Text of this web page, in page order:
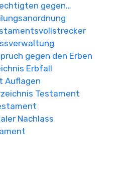
gegen…
gegen den Erben
Erbfall
Auflagen
Testament
Nachlass